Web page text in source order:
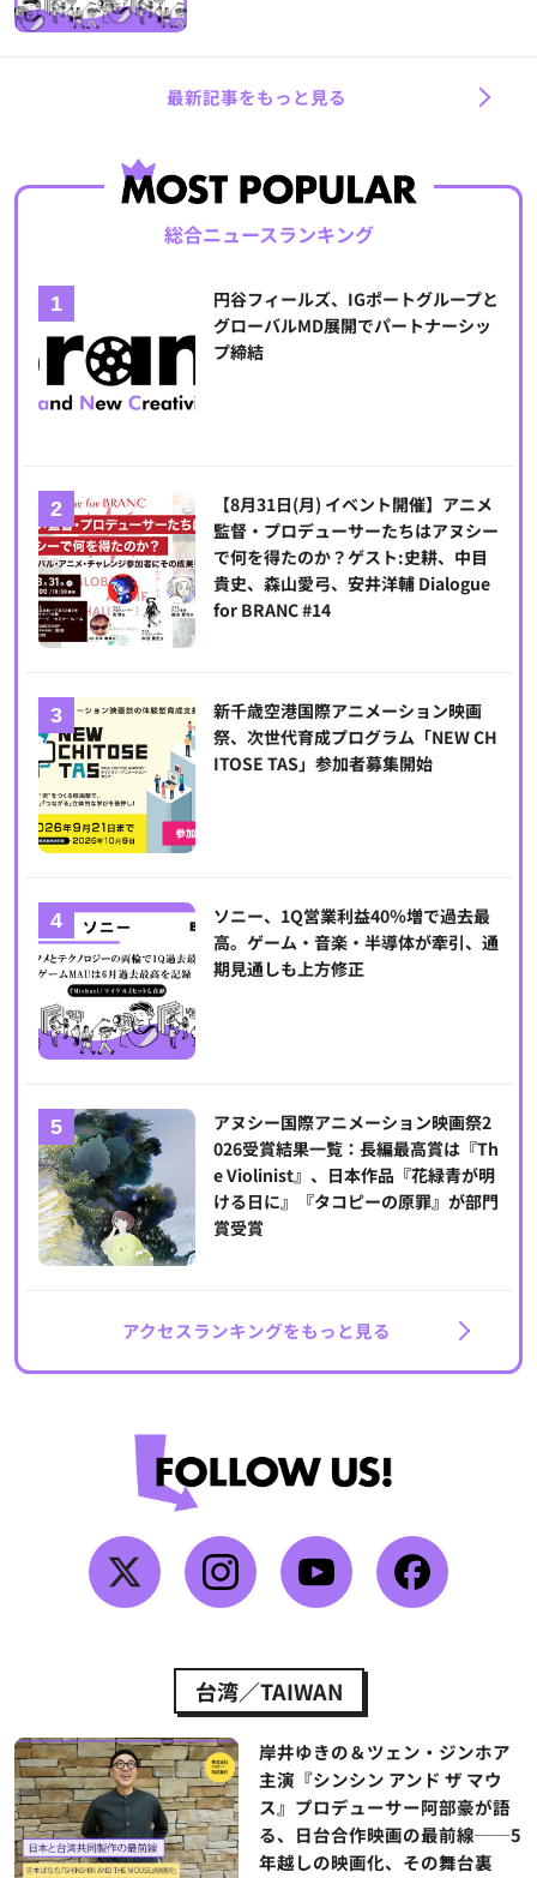
最新記事をもっと見る
総合ニュースランキング
円谷フィールズ、IGポートグループと
グローバルMD展開でパートナーシッ
プ締結
【8月31日(月) イベント開催】アニメ
監督・プロデューサーたちはアヌシー
で何を得たのか？ゲスト:史耕、中目
貴史、森山愛弓、安井洋輔 Dialogue
for BRANC #14
新千歳空港国際アニメーション映画
祭、次世代育成プログラム「NEW CH
ITOSE TAS」参加者募集開始
ソニー、1Q営業利益40％増で過去最
高。ゲーム・音楽・半導体が牽引、通
期見通しも上方修正
アヌシー国際アニメーション映画祭2
026受賞結果一覧：長編最高賞は『Th
e Violinist』、日本作品『花緑青が明
ける日に』『タコピーの原罪』が部門
賞受賞
アクセスランキングをもっと見る
台湾／TAIWAN
岸井ゆきの＆ツェン・ジンホア
主演『シンシン アンド ザ マウ
ス』プロデューサー阿部豪が語
る、日台合作映画の最前線──5
年越しの映画化、その舞台裏